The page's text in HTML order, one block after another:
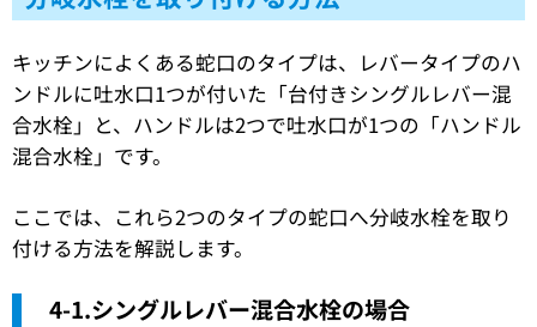
キッチンによくある蛇口のタイプは、レバータイプのハ
ンドルに吐水口1つが付いた「台付きシングルレバー混
合水栓」と、ハンドルは2つで吐水口が1つの「ハンドル
混合水栓」です。
ここでは、これら2つのタイプの蛇口へ分岐水栓を取り
付ける方法を解説します。
4-1.シングルレバー混合水栓の場合